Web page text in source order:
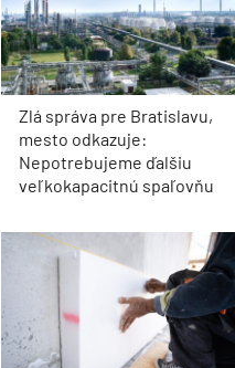
Zlá správa pre Bratislavu,
mesto odkazuje:
Nepotrebujeme ďalšiu
veľkokapacitnú spaľovňu